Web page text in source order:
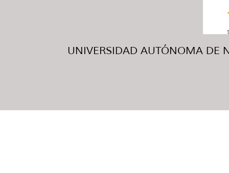
UNIVERSIDAD AUTÓNOMA DE